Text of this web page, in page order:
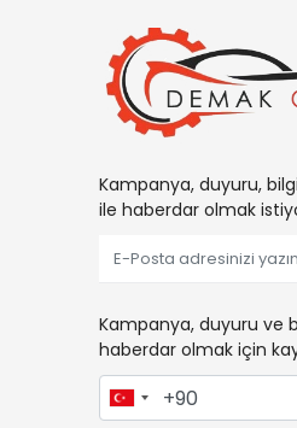
Kampanya, duyuru,
ile haberdar olmak
Kampanya, duyuru ve
haberdar olmak için